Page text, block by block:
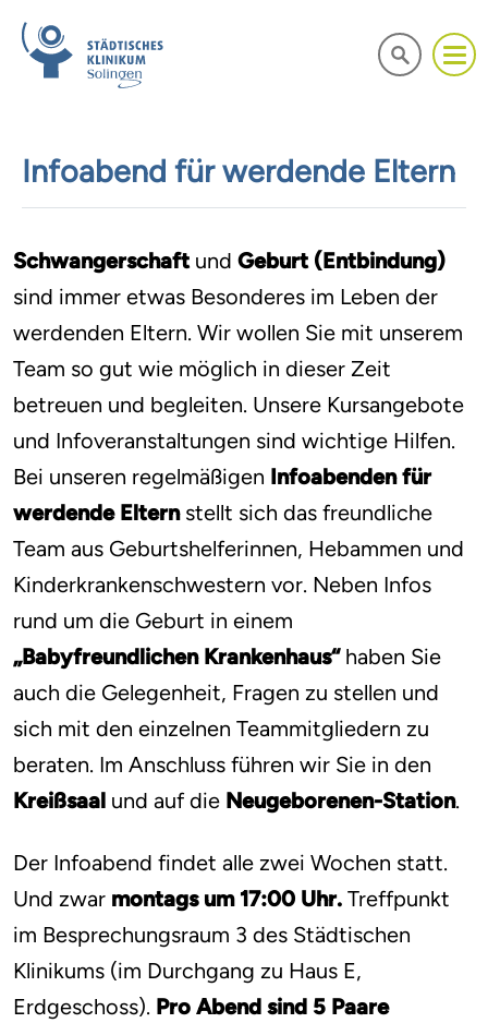
Infoabend für werdende Eltern
Schwangerschaftund Geburt (Entbindung)
sind immer etwas Besonderes im Leben der
werdenden Eltern. Wir wollen Sie mit unserem
Team so gut wie möglich in dieser Zeit
betreuen und begleiten. Unsere Kursangebote
und Infoveranstaltungen sind wichtige Hilfen.
Bei unseren regelmäßigen Infoabenden für
werdende Elternstellt sich das freundliche
Team aus Geburtshelferinnen, Hebammen und
Kinderkrankenschwestern vor. Neben Infos
rund um die Geburt in einem
„Babyfreundlichen Krankenhaus“haben Sie
auch die Gelegenheit, Fragen zu stellen und
sich mit den einzelnen Teammitgliedern zu
beraten. Im Anschluss führen wir Sie in den
Kreißsaal und auf die Neugeborenen-Station.
Der Infoabend findet alle zwei Wochen statt.
Und zwar montags um 17:00 Uhr. Treffpunkt
im Besprechungsraum 3 des Städtischen
Klinikums (im Durchgang zu Haus E,
Erdgeschoss). Pro Abend sind 5 Paare